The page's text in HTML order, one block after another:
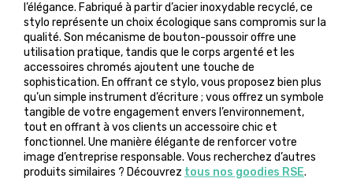
l’élégance. Fabriqué à partir d’acier inoxydable recyclé, ce
stylo représente un choix écologique sans compromis sur la
qualité. Son mécanisme de bouton-poussoir offre une
utilisation pratique, tandis que le corps argenté et les
accessoires chromés ajoutent une touche de
sophistication. En offrant ce stylo, vous proposez bien plus
qu’un simple instrument d’écriture ; vous offrez un symbole
tangible de votre engagement envers l’environnement,
tout en offrant à vos clients un accessoire chic et
fonctionnel. Une manière élégante de renforcer votre
image d’entreprise responsable. Vous recherchez d’autres
produits similaires ? Découvrez tous nos goodies RSE.